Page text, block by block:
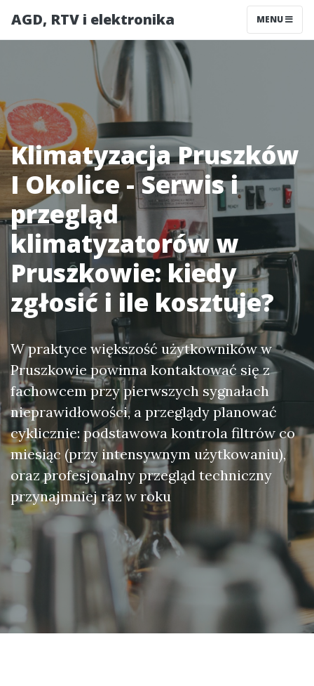
AGD, RTV i elektronika MENU
Klimatyzacja Pruszków
I Okolice - Serwis i
przegląd
klimatyzatorów w
Pruszkowie: kiedy
zgłosić i ile kosztuje?
W praktyce większość użytkowników w
Pruszkowie powinna kontaktować się z
fachowcem przy pierwszych sygnałach
nieprawidłowości, a przeglądy planować
cyklicznie: podstawowa kontrola filtrów co
miesiąc (przy intensywnym użytkowaniu),
oraz profesjonalny przegląd techniczny
przynajmniej raz w roku